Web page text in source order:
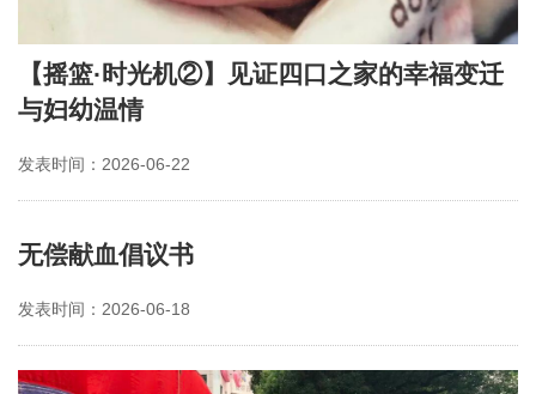
【摇篮·时光机②】见证四口之家的幸福变迁
与妇幼温情
发表时间：2026-06-22
无偿献血倡议书
发表时间：2026-06-18